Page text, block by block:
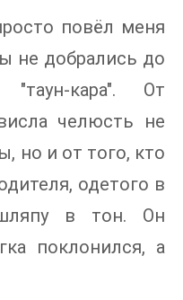
повёл меня
не добрались до
"таун-кара". От
челюсть не
но и от того, кто
одетого в
в тон. Он
поклонился, а